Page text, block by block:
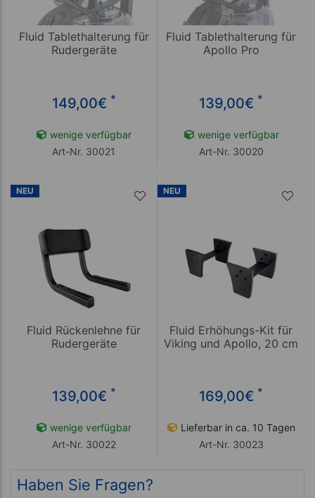
Fluid Tablethalterung für
Rudergeräte
149,00€ *
wenige verfügbar
Art-Nr. 30021
Fluid Tablethalterung für
Apollo Pro
139,00€ *
wenige verfügbar
Art-Nr. 30020
NEU
Fluid Rückenlehne für
Rudergeräte
139,00€ *
wenige verfügbar
Art-Nr. 30022
NEU
Fluid Erhöhungs-Kit für
Viking und Apollo, 20 cm
169,00€ *
Lieferbar in ca. 10 Tagen
Art-Nr. 30023
Haben Sie Fragen?